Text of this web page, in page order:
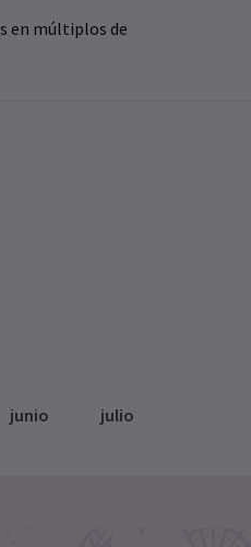
en múltiplos de
junio julio